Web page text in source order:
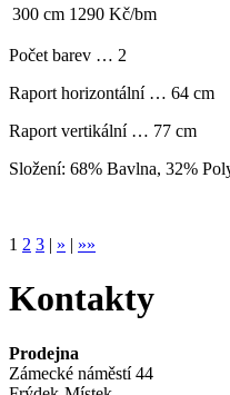
300 cm 1290 Kč/bm
Počet barev … 2
Raport horizontální … 64 cm
Raport vertikální … 77 cm
Složení: 68% Bavlna, 32%
1 2 3 | » | »»
Kontakty
Prodejna
Zámecké náměstí 44